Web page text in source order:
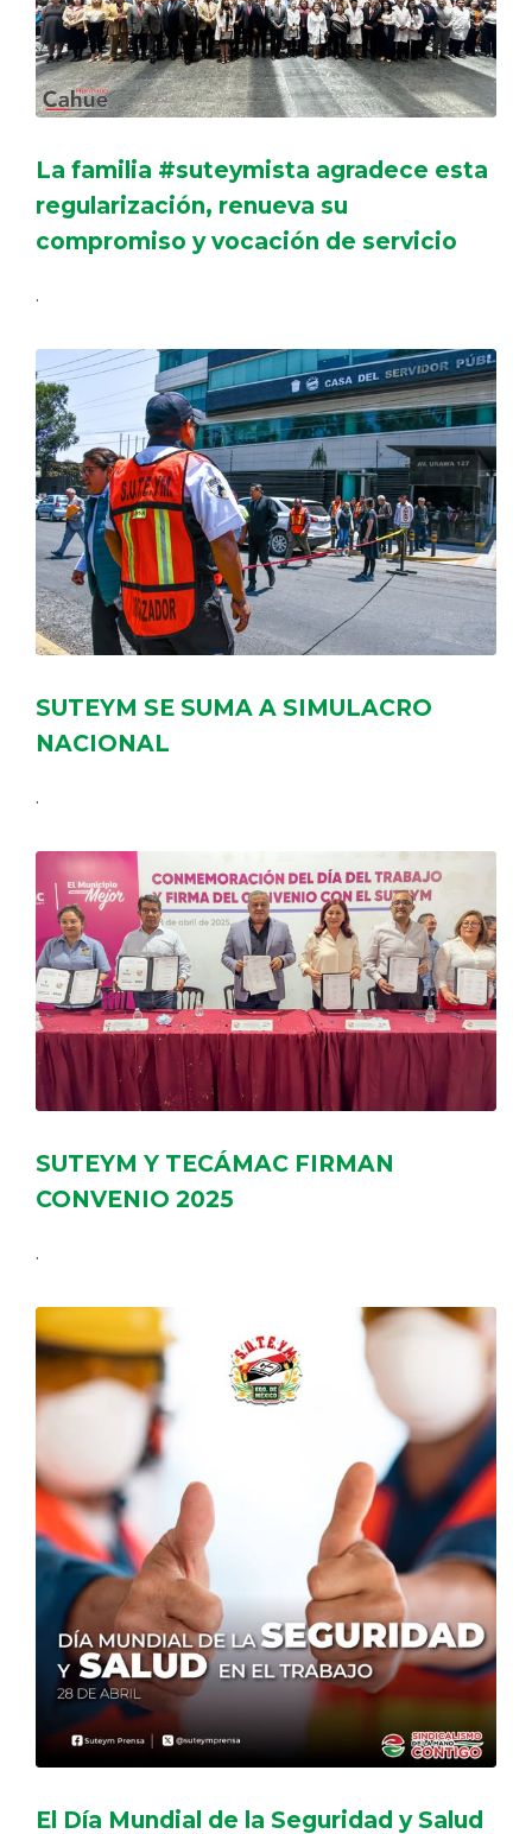
La familia #suteymista agradece esta
regularización, renueva su
compromiso y vocación de servicio
.
SUTEYM SE SUMA A SIMULACRO
NACIONAL
.
SUTEYM Y TECÁMAC FIRMAN
CONVENIO 2025
.
El Día Mundial de la Seguridad y Salud